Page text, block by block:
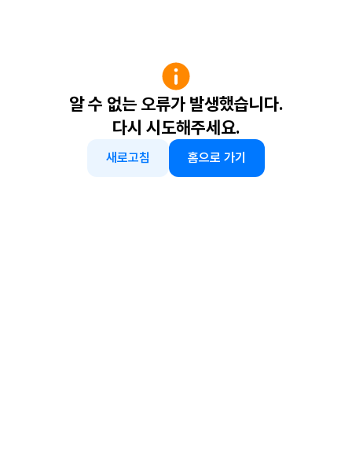
알 수 없는 오류가 발생했습니다.
다시 시도해주세요.
새로고침 홈으로 가기